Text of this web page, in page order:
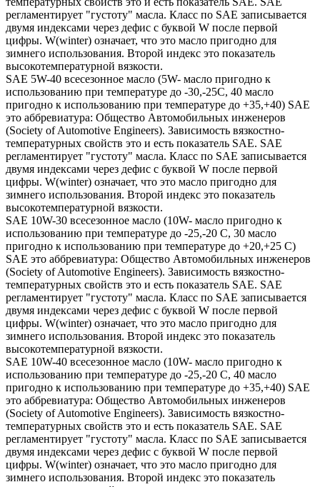
регламентирует "густоту" масла. Класс по SAE записывается
двумя индексами через дефис с буквой W после первой
цифры. W(winter) означает, что это масло пригодно для
зимнего использования. Второй индекс это показатель
высокотемпературной вязкости.
SAE 5W-40 всесезонное масло (5W- масло пригодно к
использованию при температуре до -30,-25С, 40 масло
пригодно к использованию при температуре до +35,+40) SAE
это аббревиатура: Общество Автомобильных инженеров
(Society of Automotive Engineers). Зависимость вязкостно-
температурных свойств это и есть показатель SAE. SAE
регламентирует "густоту" масла. Класс по SAE записывается
двумя индексами через дефис с буквой W после первой
цифры. W(winter) означает, что это масло пригодно для
зимнего использования. Второй индекс это показатель
высокотемпературной вязкости.
SAE 10W-30 всесезонное масло (10W- масло пригодно к
использованию при температуре до -25,-20 С, 30 масло
пригодно к использованию при температуре до +20,+25 С)
SAE это аббревиатура: Общество Автомобильных инженеров
(Society of Automotive Engineers). Зависимость вязкостно-
температурных свойств это и есть показатель SAE. SAE
регламентирует "густоту" масла. Класс по SAE записывается
двумя индексами через дефис с буквой W после первой
цифры. W(winter) означает, что это масло пригодно для
зимнего использования. Второй индекс это показатель
высокотемпературной вязкости.
SAE 10W-40 всесезонное масло (10W- масло пригодно к
использованию при температуре до -25,-20 С, 40 масло
пригодно к использованию при температуре до +35,+40) SAE
это аббревиатура: Общество Автомобильных инженеров
(Society of Automotive Engineers). Зависимость вязкостно-
температурных свойств это и есть показатель SAE. SAE
регламентирует "густоту" масла. Класс по SAE записывается
двумя индексами через дефис с буквой W после первой
цифры. W(winter) означает, что это масло пригодно для
зимнего использования. Второй индекс это показатель